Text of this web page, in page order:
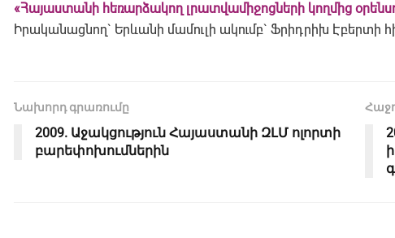
«Հայաստանի հեռարձակող լրատվամիջոցների կողմից
Իրականացնող` Երևանի մամուլի ակումբ` Ֆրիդրիխ Էբերտի
Նախորդ գրառումը
2009. Աջակցություն Հայաստանի ԶԼՄ ոլորտի
բարեփոխումներին